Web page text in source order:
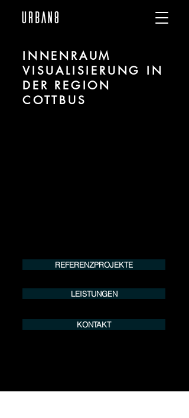
INNENRAUM
VISUALISIERUNG IN
DER REGION
COTTBUS
REFERENZPROJEKTE
LEISTUNGEN
KONTAKT